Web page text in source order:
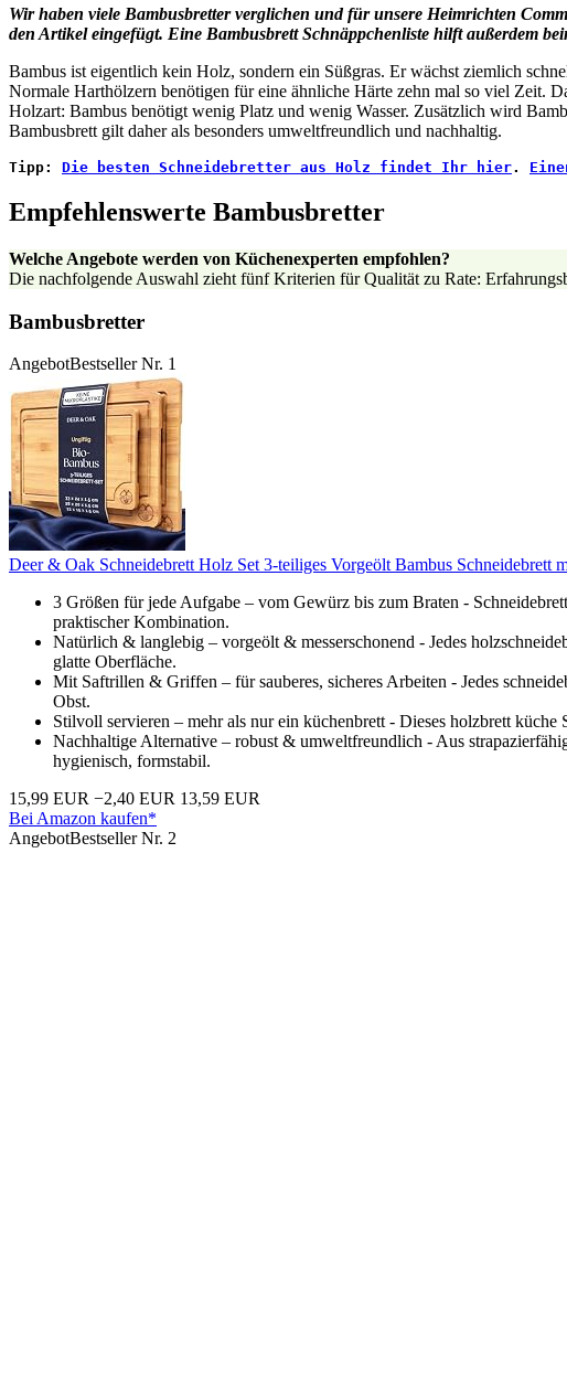
Wir haben viele Bambusbretter verglichen und für unsere Heimrichten
den Artikel eingefügt. Eine Bambusbrett Schnäppchenliste hilft außerdem
Bambus ist eigentlich kein Holz, sondern ein Süßgras. Er wächst ziemlich
Normale Harthölzern benötigen für eine ähnliche Härte zehn mal so viel Zeit.
Holzart: Bambus benötigt wenig Platz und wenig Wasser. Zusätzlich wird
Bambusbrett gilt daher als besonders umweltfreundlich und nachhaltig.
Tipp: Die besten Schneidebretter aus Holz findet Ihr hier.
Empfehlenswerte Bambusbretter
Welche Angebote werden von Küchenexperten empfohlen?
Die nachfolgende Auswahl zieht fünf Kriterien für Qualität zu Rate:
Bambusbretter
AngebotBestseller Nr. 1
Deer & Oak Schneidebrett Holz Set 3-teiliges Vorgeölt Bambus
3 Größen für jede Aufgabe – vom Gewürz bis zum Braten -
praktischer Kombination.
Natürlich & langlebig – vorgeölt & messerschonend - Jedes
glatte Oberfläche.
Mit Saftrillen & Griffen – für sauberes, sicheres Arbeiten - Jedes
Obst.
Stilvoll servieren – mehr als nur ein küchenbrett - Dieses holzbrett
Nachhaltige Alternative – robust & umweltfreundlich - Aus
hygienisch, formstabil.
15,99 EUR −2,40 EUR 13,59 EUR
Bei Amazon kaufen*
AngebotBestseller Nr. 2